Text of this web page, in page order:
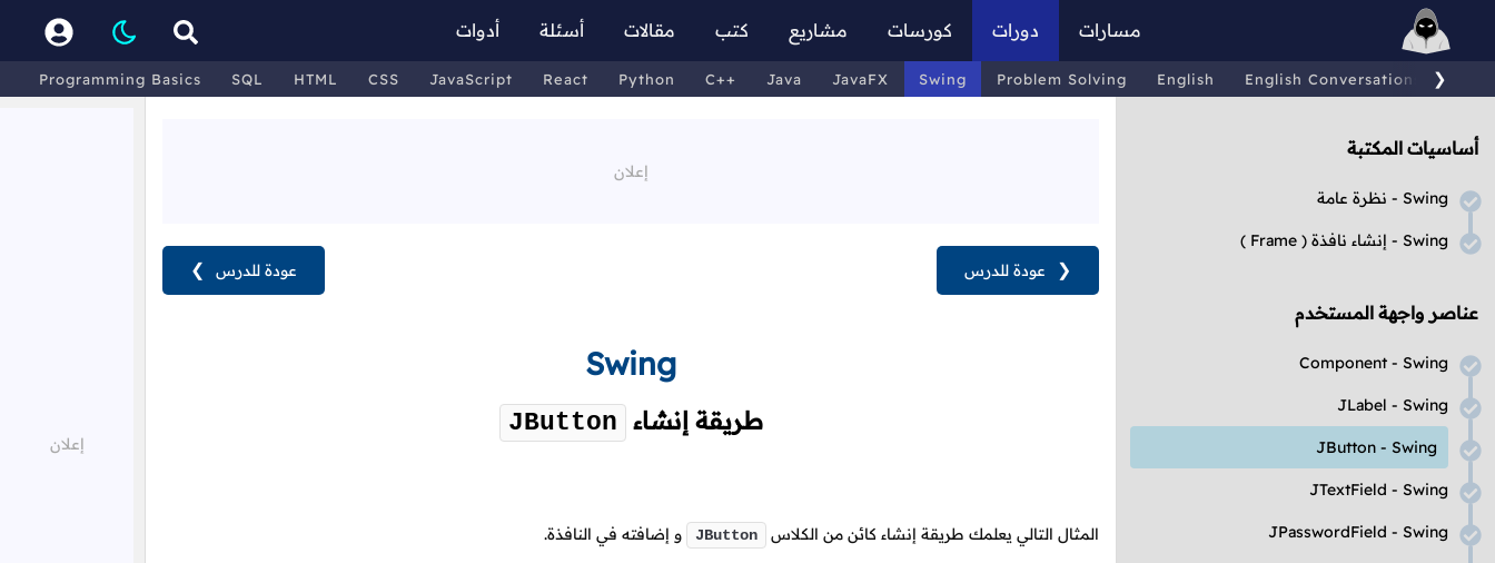
مسارات دورات كورسات مشاريع كتب مقالات أسئلة أدوات
Programming Basics SQL HTML CSS JavaScript React Python C++ Java JavaFX Swing Problem Solving English English Conversations ❯
أساسيات المكتبة
Swing - نظرة عامة
Swing - إنشاء نافذة ( Frame )
عناصر واجهة المستخدم
Component - Swing
JLabel - Swing
JButton - Swing
JTextField - Swing
JPasswordField - Swing
عودة للدرس ❯ ❮ عودة للدرس
Swing
طريقة إنشاء JButton
المثال التالي يعلمك طريقة إنشاء كائن من الكلاس JButton و إضافته في النافذة.